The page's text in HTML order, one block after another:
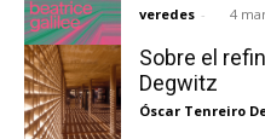
veredes - 4
Sobre el
Degwitz
Óscar Tenreiro